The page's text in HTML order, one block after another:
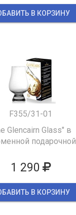
В КОРЗИНУ
F355/31-01
Glencairn Glass" в
подарочной
1 290
В КОРЗИНУ